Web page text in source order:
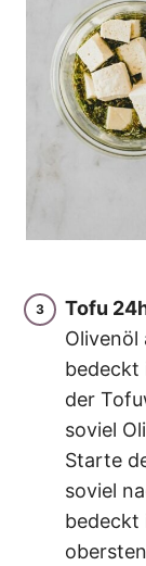
Tofu
Olivenöl
bedeckt
der
soviel
Starte
soviel
bedeckt